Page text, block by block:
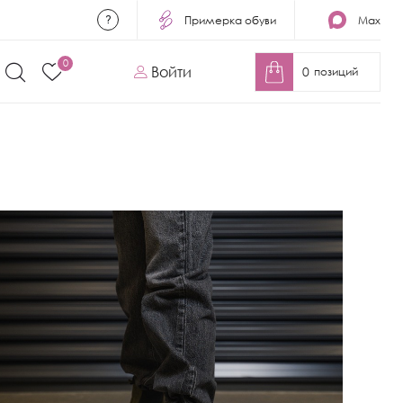
Примерка обуви Max
0
Войти 0 позиций